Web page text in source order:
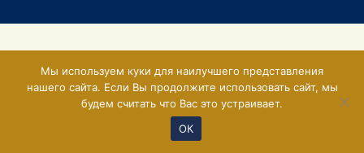
Мы используем куки для наилучшего представления
нашего сайта. Если Вы продолжите использовать сайт, мы
будем считать что Вас это устраивает.
ОК